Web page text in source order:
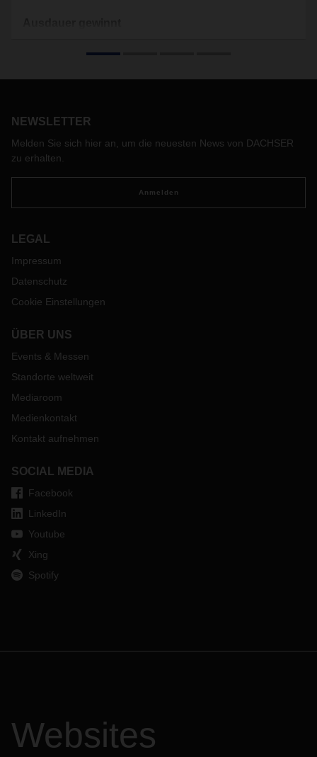
NEWSLETTER
Melden Sie sich hier an, um die neuesten News von DACHSER
zu erhalten.
Anmelden
LEGAL
Impressum
Datenschutz
Cookie Einstellungen
ÜBER UNS
Events & Messen
Standorte weltweit
Mediaroom
Medienkontakt
Kontakt aufnehmen
SOCIAL MEDIA
Facebook
LinkedIn
Youtube
Xing
Spotify
Websites